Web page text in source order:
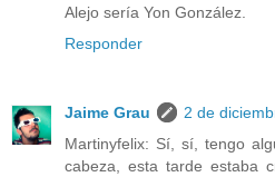
Alejo sería Yon González.
Responder
Jaime Grau
2 de
Martinyfelix: Sí, sí, tengo
cabeza, esta tarde estaba